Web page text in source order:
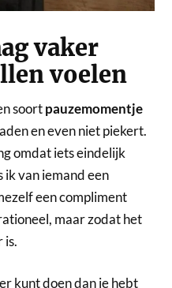
vaker
voelen
soortpauzemomentje
en even niet piekert.
omdat iets eindelijk
ik van iemand een
een compliment
maar zodat het
is.
kunt doen dan je hebt